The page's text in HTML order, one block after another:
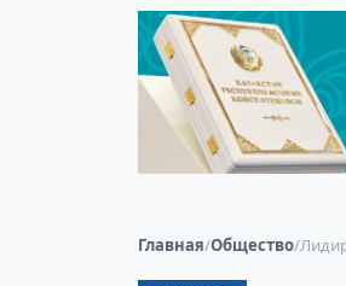
Главная/Общество/